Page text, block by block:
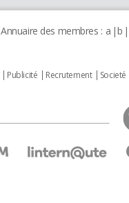
Annuaire des membres : a b
Publicité Recrutement Societé